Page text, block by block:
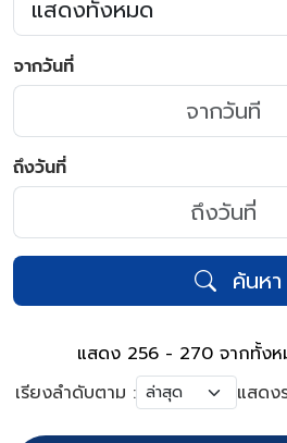
จากวันที่
ถึงวันที่
ค้นหา
แสดง 256 - 270 จากทั้ง
เรียงลำดับตาม :
แสดง